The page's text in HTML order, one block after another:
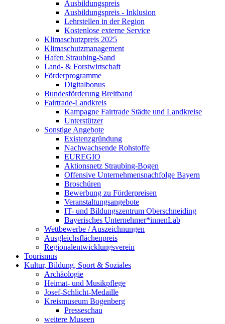
Ausbildungspreis
Ausbildungspreis - Inklusion
Lehrstellen in der Region
Kostenlose externe Service
Klimaschutzpreis 2025
Klimaschutzmanagement
Hafen Straubing-Sand
Land- & Forstwirtschaft
Förderprogramme
Digitalbonus
Bundesförderung Breitband
Fairtrade-Landkreis
Kampagne Fairtrade Städte und Landkreise
Unterstützer
Sonstige Angebote
Existenzgründung
Nachwachsende Rohstoffe
EUREGIO
Aktionsnetz Straubing-Bogen
Offensive Unternehmensnachfolge Bayern
Broschüren
Bewerbung zu Förderpreisen
Veranstaltungsangebote
IT- und Bildungszentrum Oberschneiding
Bayerisches Unternehmer*innenLab
Wettbewerbe / Auszeichnungen
Ausgleichsflächenpreis
Regionalentwicklungsverein
Tourismus
Kultur, Bildung, Sport & Soziales
Archäologie
Heimat- und Musikpflege
Josef-Schlicht-Medaille
Kreismuseum Bogenberg
Presseschau
weitere Museen